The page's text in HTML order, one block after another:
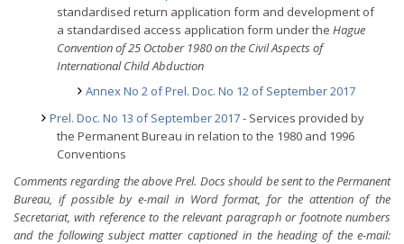
standardised return application form and development of
a standardised access application form under the Hague
Convention of 25 October 1980 on the Civil Aspects of
International Child Abduction
Annex No 2 of Prel. Doc. No 12 of September 2017
Prel. Doc. No 13 of September 2017- Services provided by
the Permanent Bureau in relation to the 1980 and 1996
Conventions
Comments regarding the above Prel. Docs should be sent to the Permanent
Bureau, if possible by e-mail in Word format, for the attention of the
Secretariat, with reference to the relevant paragraph or footnote numbers
and the following subject matter captioned in the heading of the e-mail: